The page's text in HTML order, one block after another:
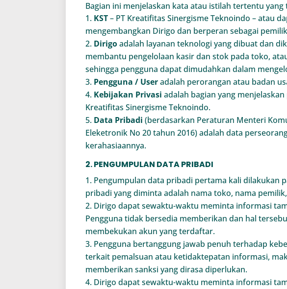
Bagian ini menjelaskan kata atau istilah tertentu
KST– PT Kreatifitas Sinergisme Teknoindo – atau
mengembangkan Dirigo dan berperan sebagai
Dirigoadalah layanan teknologi yang dibuat dan
membantu pengelolaan kasir dan stok pada toko,
sehingga pengguna dapat dimudahkan dalam
Pengguna / Useradalah perorangan atau badan
Kebijakan Privasi adalah bagian yang
Kreatifitas Sinergisme Teknoindo.
Data Pribadi (berdasarkan Peraturan Menteri
Eleketronik No 20 tahun 2016) adalah data
kerahasiaannya.
2. PENGUMPULAN DATA PRIBADI
Pengumpulan data pribadi pertama kali dilakukan
pribadi yang diminta adalah nama toko, nama
Dirigo dapat sewaktu-waktu meminta informasi
Pengguna tidak bersedia memberikan dan hal
membekukan akun yang terdaftar.
Pengguna bertanggung jawab penuh terhadap
terkait pemalsuan atau ketidaktepatan informasi,
memberikan sanksi yang dirasa diperlukan.
Dirigo dapat sewaktu-waktu meminta informasi